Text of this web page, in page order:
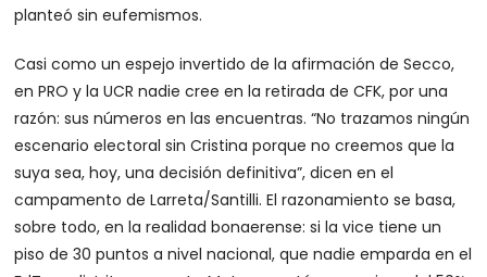
planteó sin eufemismos.
Casi como un espejo invertido de la afirmación de Secco,
en PRO y la UCR nadie cree en la retirada de CFK, por una
razón: sus números en las encuentras. “No trazamos ningún
escenario electoral sin Cristina porque no creemos que la
suya sea, hoy, una decisión definitiva”, dicen en el
campamento de Larreta/Santilli. El razonamiento se basa,
sobre todo, en la realidad bonaerense: si la vice tiene un
piso de 30 puntos a nivel nacional, que nadie emparda en el